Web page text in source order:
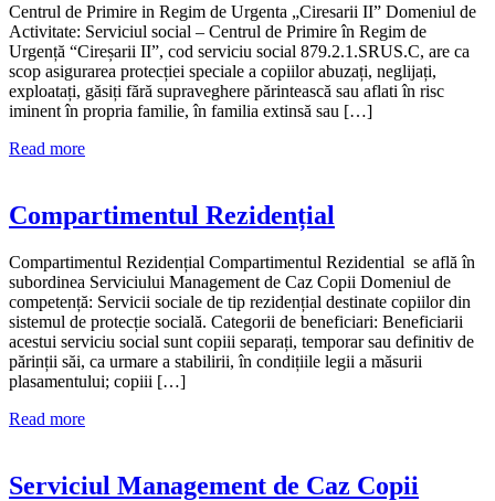
Centrul de Primire in Regim de Urgenta „Ciresarii II” Domeniul de
Activitate: Serviciul social – Centrul de Primire în Regim de
Urgență “Cireșarii II”, cod serviciu social 879.2.1.SRUS.C, are ca
scop asigurarea protecției speciale a copiilor abuzați, neglijați,
exploatați, găsiți fără supraveghere părintească sau aflati în risc
iminent în propria familie, în familia extinsă sau […]
Read more
Compartimentul Rezidențial
Compartimentul Rezidențial Compartimentul Rezidential se află în
subordinea Serviciului Management de Caz Copii Domeniul de
competență: Servicii sociale de tip rezidențial destinate copiilor din
sistemul de protecție socială. Categorii de beneficiari: Beneficiarii
acestui serviciu social sunt copiii separați, temporar sau definitiv de
părinții săi, ca urmare a stabilirii, în condițiile legii a măsurii
plasamentului; copiii […]
Read more
Serviciul Management de Caz Copii